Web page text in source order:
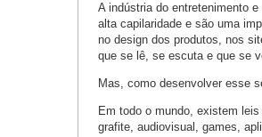
A indústria do entretenimento
alta capilaridade e são uma
no design dos produtos, nos
que se lê, se escuta e que se
Mas, como desenvolver esse
Em todo o mundo, existem
grafite, audiovisual, games,